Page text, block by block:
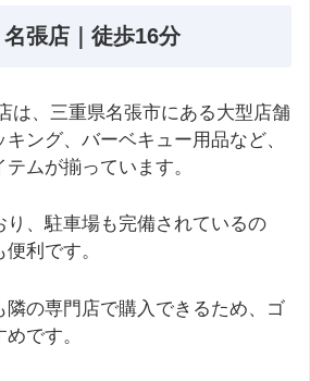
張店｜徒歩16分
は、三重県名張市にある大型店舗
ング、バーベキュー用品など、
ムが揃っています。
り、駐車場も完備されているの
利です。
隣の専門店で購入できるため、ゴ
です。